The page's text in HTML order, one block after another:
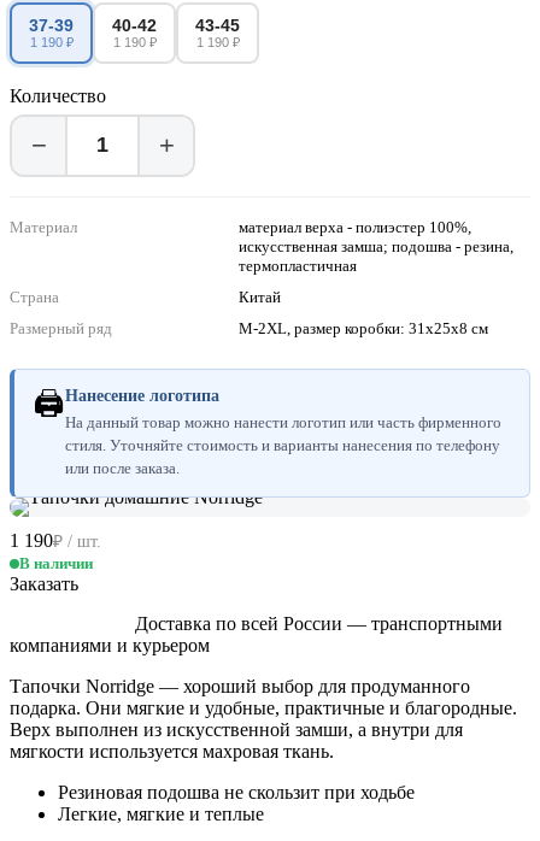
37-39
1 190 ₽
40-42
1 190 ₽
43-45
1 190 ₽
Количество
− +
Материал
материал верха - полиэстер 100%,
искусственная замша; подошва - резина,
термопластичная
Страна
Китай
Размерный ряд
M-2XL, размер коробки: 31x25x8 см
🖨Нанесение логотипа
На данный товар можно нанести логотип или часть фирменного
стиля. Уточняйте стоимость и варианты нанесения по телефону
или после заказа.
1 190₽ / шт.
В наличии
Заказать
Доставка по всей России — транспортными
компаниями и курьером
Тапочки Norridge — хороший выбор для продуманного
подарка. Они мягкие и удобные, практичные и благородные.
Верх выполнен из искусственной замши, а внутри для
мягкости используется махровая ткань.
Резиновая подошва не скользит при ходьбе
Легкие, мягкие и теплые